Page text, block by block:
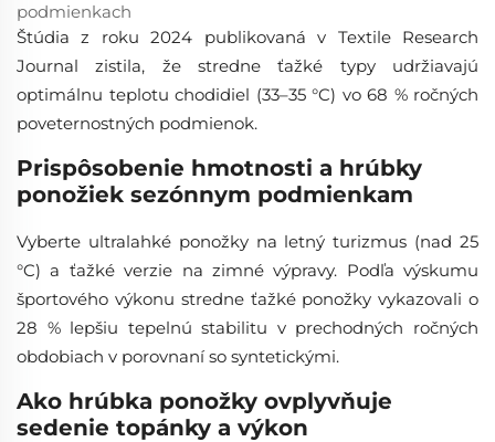
podmienkach
Štúdia z roku 2024 publikovaná v Textile Research
Journal zistila, že stredne ťažké typy udržiavajú
optimálnu teplotu chodidiel (33–35 °C) vo 68 % ročných
poveternostných podmienok.
Prispôsobenie hmotnosti a hrúbky
ponožiek sezónnym podmienkam
Vyberte ultralahké ponožky na letný turizmus (nad 25
°C) a ťažké verzie na zimné výpravy. Podľa výskumu
športového výkonu stredne ťažké ponožky vykazovali o
28 % lepšiu tepelnú stabilitu v prechodných ročných
obdobiach v porovnaní so syntetickými.
Ako hrúbka ponožky ovplyvňuje
sedenie topánky a výkon